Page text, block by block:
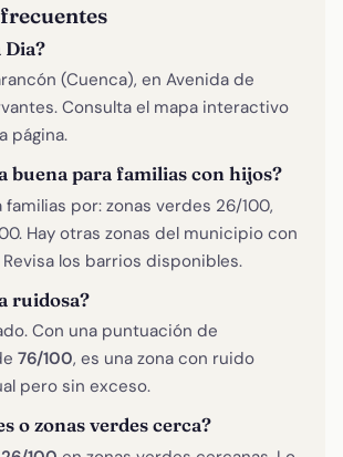
Dia?
(Cuenca), en Avenida de
Consulta el mapa interactivo
página.
buena para familias con hijos?
familias por: zonas verdes 26/100,
Hay otras zonas del municipio con
los barrios disponibles.
ruidosa?
Con una puntuación de
76/100, es una zona con ruido
pero sin exceso.
o zonas verdes cerca?